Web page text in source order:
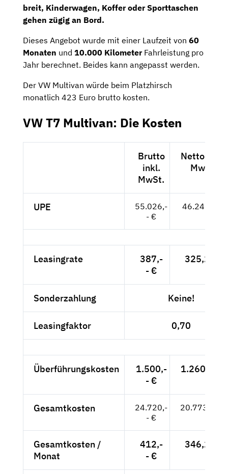
breit, Kinderwagen, Koffer oder Sporttaschen
gehen zügig an Bord.
Dieses Angebot wurde mit einer Laufzeit von 60
Monaten und 10.000 KilometerFahrleistung pro
Jahr berechnet. Beides kann angepasst werden.
Der VW Multivan würde beim Platzhirsch
monatlich 423 Euro brutto kosten.
VW T7 Multivan: Die Kosten
Brutto
inkl.
MwSt.
Netto exkl.
MwSt.
UPE
55.026,-
- €
46.240,-- €
Leasingrate
387,-
- €
325,21 €
Sonderzahlung Keine!
Leasingfaktor 0,70
Überführungskosten
1.500,-
- €
1.260,50 €
Gesamtkosten
24.720,-
- €
20.773,11 €
Gesamtkosten /
Monat
412,-
- €
346,22 €